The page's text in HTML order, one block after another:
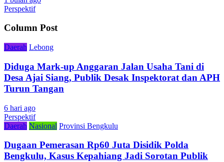
Perspektif
Column Post
Daerah Lebong
Diduga Mark-up Anggaran Jalan Usaha Tani di
Desa Ajai Siang, Publik Desak Inspektorat dan APH
Turun Tangan
6 hari ago
Perspektif
Daerah Nasional Provinsi Bengkulu
Dugaan Pemerasan Rp60 Juta Disidik Polda
Bengkulu, Kasus Kepahiang Jadi Sorotan Publik